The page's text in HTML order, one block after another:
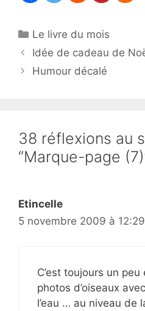
Catégories
Le livre du mois
Idée de cadeau de
Humour décalé
38 réflexions au
“Marque-page
Etincelle
5 novembre 2009 à 12:29
C’est toujours un
photos d’oiseaux
l’eau … au niveau de